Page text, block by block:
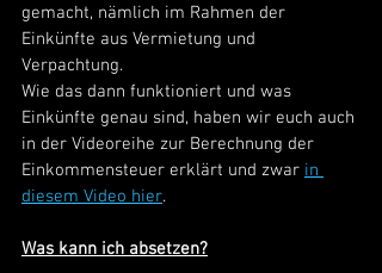
gemacht, nämlich im Rahmen der
Einkünfte aus Vermietung und
Verpachtung.
Wie das dann funktioniert und was
Einkünfte genau sind, haben wir euch auch
in der Videoreihe zur Berechnung der
Einkommensteuer erklärt und zwar in
diesem Video hier.
Was kann ich absetzen?